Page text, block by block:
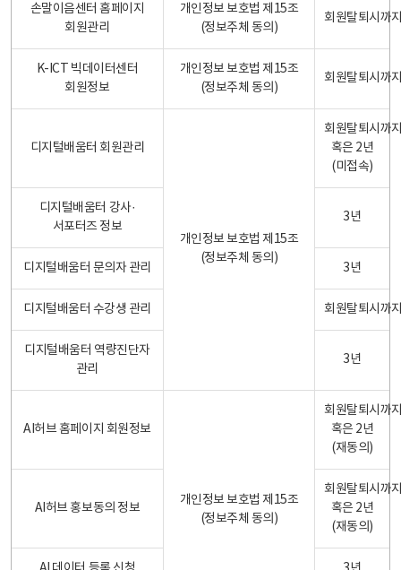
손말이음센터 홈페이지
회원관리
개인정보 보호법 제15조
(정보주체 동의)
회원탈퇴시까
K-ICT 빅데이터센터
회원정보
개인정보 보호법 제15조
(정보주체 동의)
회원탈퇴시까
디지털배움터 회원관리
개인정보 보호법 제15조
(정보주체 동의)
회원탈퇴시까
혹은 2년
(미접속)
디지털배움터 강사·
서포터즈 정보
3년
디지털배움터 문의자 관리 3년
디지털배움터 수강생 관리 회원탈퇴시까
디지털배움터 역량진단자
관리
3년
AI허브 홈페이지 회원정보
개인정보 보호법 제15조
(정보주체 동의)
회원탈퇴시까
혹은 2년
(재동의)
AI허브 홍보동의 정보
회원탈퇴시까
혹은 2년
(재동의)